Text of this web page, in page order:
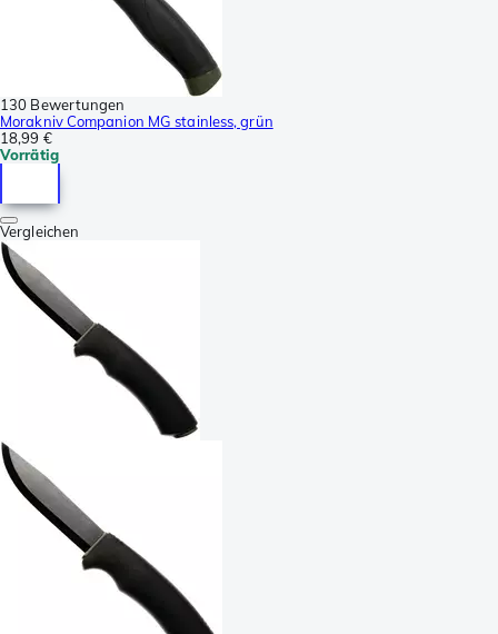
130 Bewertungen
Morakniv Companion MG stainless, grün
18,99 €
Vorrätig
Vergleichen